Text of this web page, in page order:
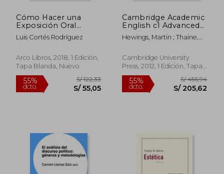
Cómo Hacer una
Exposición Oral
(Cuadernos de
Lengua Española)
Luis Cortés Rodríguez
Arco Libros, 2018, 1 Edición,
Tapa Blanda, Nuevo
Cambridge Academic
English c1 Advanced
Student'S Book: An
Integrated Skills
Inglés)
Hewings, Martin ; Thaine,
Cambridge University
Press, 2012, 1 Edición, Tapa
Blanda, Nuevo